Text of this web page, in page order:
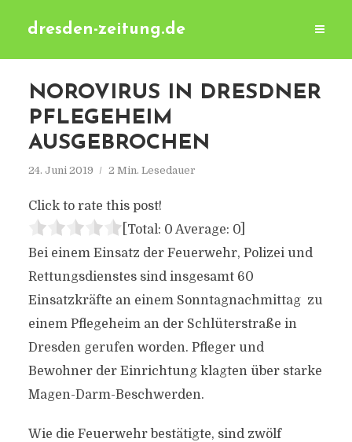
dresden-zeitung.de
NOROVIRUS IN DRESDNER
PFLEGEHEIM
AUSGEBROCHEN
24. Juni 2019 2 Min. Lesedauer
Click to rate this post!
[Total: 0 Average: 0]
Bei einem Einsatz der Feuerwehr, Polizei und
Rettungsdienstes sind insgesamt 60
Einsatzkräfte an einem Sonntagnachmittag zu
einem Pflegeheim an der Schlüterstraße in
Dresden gerufen worden. Pfleger und
Bewohner der Einrichtung klagten über starke
Magen-Darm-Beschwerden.
Wie die Feuerwehr bestätigte, sind zwölf